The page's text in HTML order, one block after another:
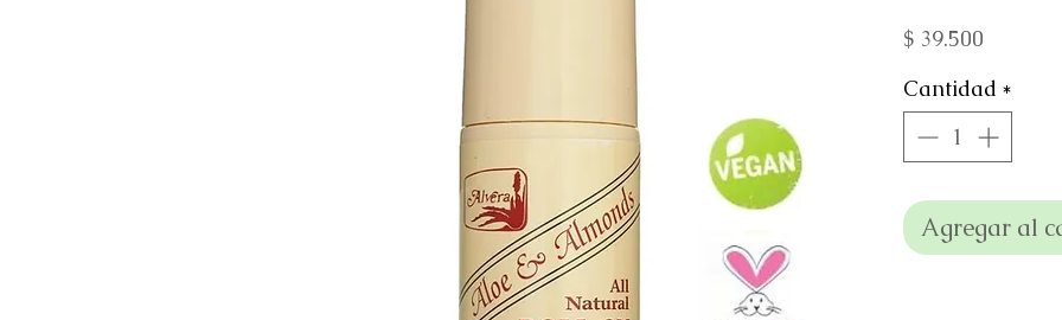
$ 39.500
Cantidad *
Agregar al